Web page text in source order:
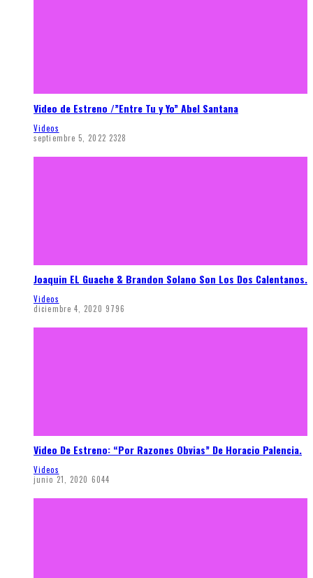
Video de Estreno /”Entre Tu y Yo” Abel Santana
Videos
septiembre 5, 2022 2328
Joaquin EL Guache & Brandon Solano Son Los Dos Calentanos.
Videos
diciembre 4, 2020 9796
Video De Estreno: “Por Razones Obvias” De Horacio Palencia.
Videos
junio 21, 2020 6044